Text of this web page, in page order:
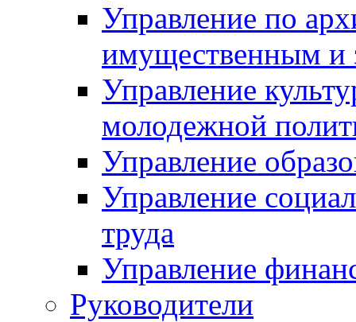
Управление по
имущественным и
Управление
молодежной
Управление
Управление
труда
Управление
Руководители